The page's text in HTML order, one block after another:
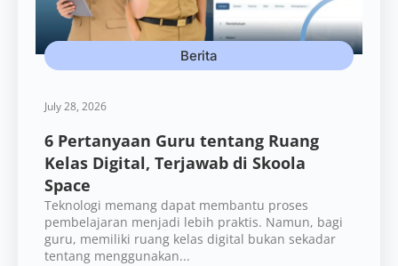
Berita
July 28, 2026
6 Pertanyaan Guru tentang Ruang
Kelas Digital, Terjawab di Skoola
Space
Teknologi memang dapat membantu proses
pembelajaran menjadi lebih praktis. Namun, bagi
guru, memiliki ruang kelas digital bukan sekadar
tentang menggunakan...